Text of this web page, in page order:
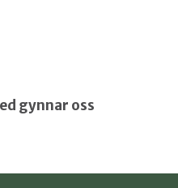
gynnar oss